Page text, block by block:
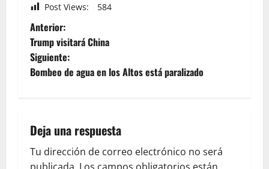
Post Views: 584
Anterior:
Trump visitará China
Siguiente:
Bombeo de agua en los Altos está paralizado
Deja una respuesta
Tu dirección de correo electrónico no será